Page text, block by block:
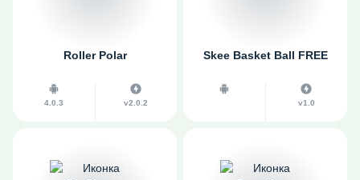
Roller Polar
4.0.3 v2.0.2
Skee Basket Ball FREE
v1.0